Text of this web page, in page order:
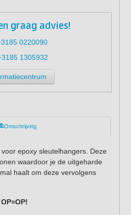
graag advies!
0220090
1305932
Omschrijving
epoxy sleutelhangers. Deze
waardoor je de uitgeharde
haalt om deze vervolgens